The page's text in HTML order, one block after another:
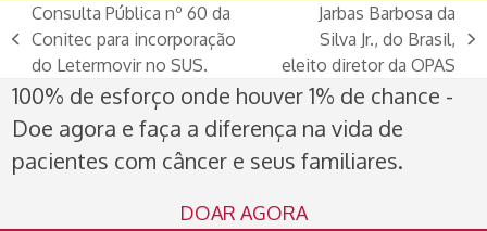
previous
post:
Consulta Pública nº 60 da
Conitec para incorporação
do Letermovir no SUS.
post:
Jarbas Barbosa da
Silva Jr., do Brasil,
eleito diretor da OPAS
100% de esforço onde houver 1% de chance -
Doe agora e faça a diferença na vida de
pacientes com câncer e seus familiares.
DOAR AGORA